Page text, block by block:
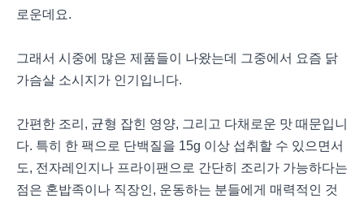
로운데요.
그래서 시중에 많은 제품들이 나왔는데 그중에서 요즘 닭
가슴살 소시지가 인기입니다.
간편한 조리, 균형 잡힌 영양, 그리고 다채로운 맛 때문입니
다. 특히 한 팩으로 단백질을 15g 이상 섭취할 수 있으면서
도, 전자레인지나 프라이팬으로 간단히 조리가 가능하다는
점은 혼밥족이나 직장인, 운동하는 분들에게 매력적인 것